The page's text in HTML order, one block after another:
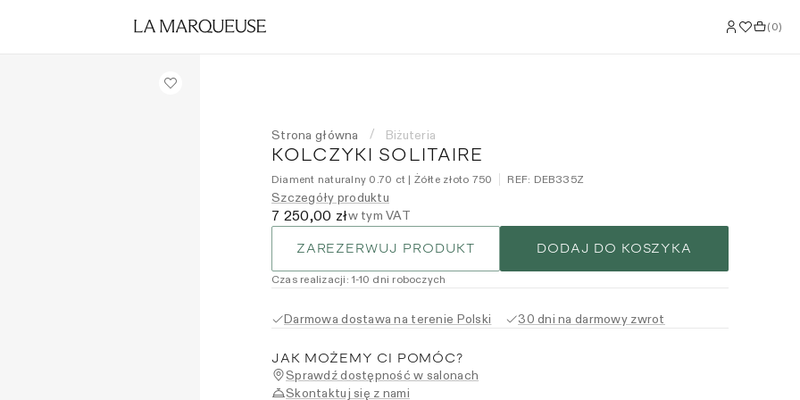
(0)
Strona główna / Biżuteria
KOLCZYKI SOLITAIRE
Diament naturalny 0.70 ct | Żółte złoto 750 REF: DEB335Z
Szczegóły produktu
7 250,00 złw tym VAT
ZAREZERWUJ PRODUKT DODAJ DO KOSZYKA
Czas realizacji :1-10 dni roboczych
Darmowa dostawa na terenie Polski 30 dni na darmowy zwrot
JAK MOŻEMY CI POMÓC?
Sprawdź dostępność w salonach
Skontaktuj się z nami